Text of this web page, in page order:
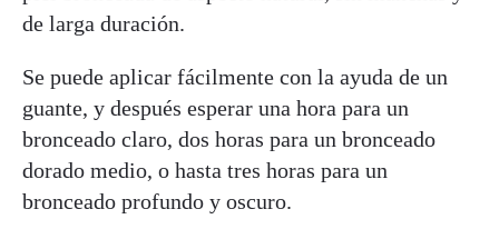
de larga duración.
Se puede aplicar fácilmente con la ayuda de un
guante, y después esperar una hora para un
bronceado claro, dos horas para un bronceado
dorado medio, o hasta tres horas para un
bronceado profundo y oscuro.